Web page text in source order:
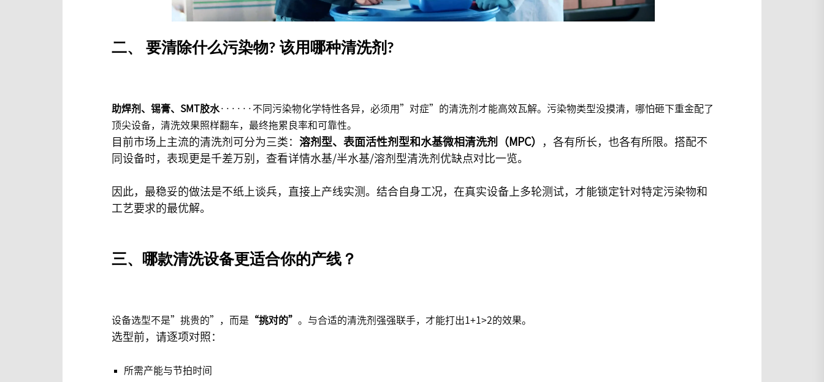
二、 要清除什么污染物? 该用哪种清洗剂?
助焊剂、锡膏、SMT胶水······不同污染物化学特性各异，必须用”对症”的清洗剂才能高效瓦解。污染物类型没摸清，哪怕砸下重金配了
顶尖设备，清洗效果照样翻车，最终拖累良率和可靠性。
目前市场上主流的清洗剂可分为三类： 溶剂型、表面活性剂型和水基微相清洗剂（MPC）
，各有所长，也各有所限。搭配不
同设备时，表现更是千差万别，查看详情水基/半水基/溶剂型清洗剂优缺点对比一览。
因此，最稳妥的做法是不纸上谈兵，直接上产线实测。结合自身工况，在真实设备上多轮测试，才能锁定针对特定污染物和
工艺要求的最优解。
三、 哪款清洗设备更适合你的产线？
设备选型不是”挑贵的”，而是 “挑对的” 。与合适的清洗剂强强联手，才能打出1+1>2的效果。
选型前，请逐项对照：
所需产能与节拍时间